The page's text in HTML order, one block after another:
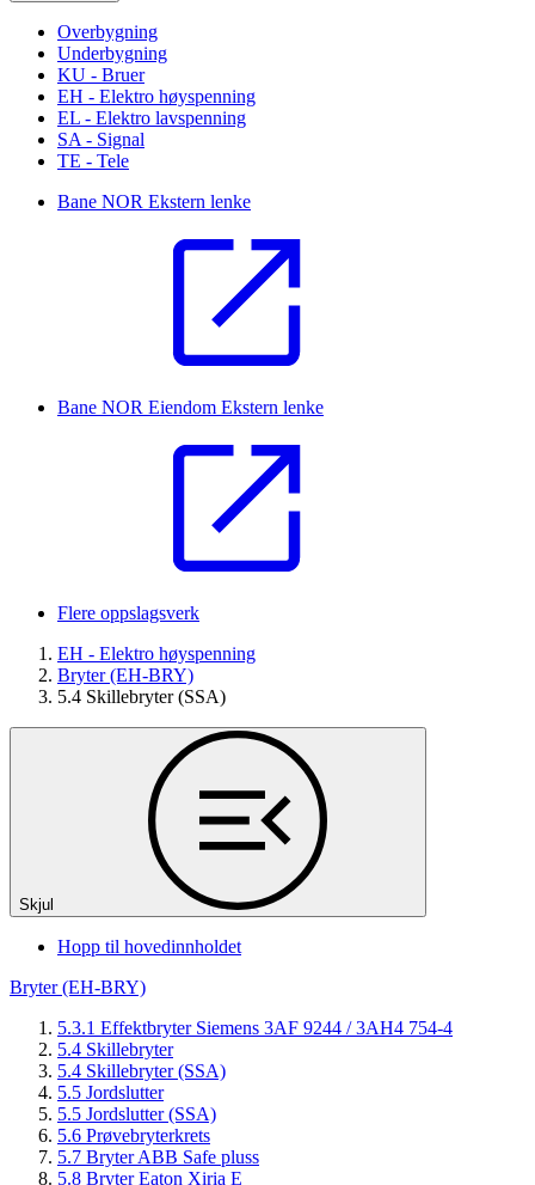
Overbygning
Underbygning
KU - Bruer
EH - Elektro høyspenning
EL - Elektro lavspenning
SA - Signal
TE - Tele
Bane NOR Ekstern lenke
Bane NOR Eiendom Ekstern lenke
Flere oppslagsverk
EH - Elektro høyspenning
Bryter (EH-BRY)
5.4 Skillebryter (SSA)
Skjul
Hopp til hovedinnholdet
Bryter (EH-BRY)
5.3.1 Effektbryter Siemens 3AF 9244 / 3AH4 754-4
5.4 Skillebryter
5.4 Skillebryter (SSA)
5.5 Jordslutter
5.5 Jordslutter (SSA)
5.6 Prøvebryterkrets
5.7 Bryter ABB Safe pluss
5.8 Bryter Eaton Xiria E